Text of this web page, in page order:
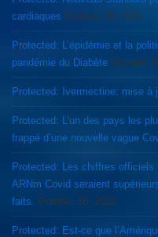
cardiaques October 30, 2021
Protected: L’épidémie et la politique du
pandémie du Diabète October
Protected: Ivermectine: mise à
Protected: L’un des pays les
frappé d’une nouvelle vague
Protected: Les chiffres officiels
ARNm Covid seraient
faits.
October 18, 2021
Protected: Est-ce que